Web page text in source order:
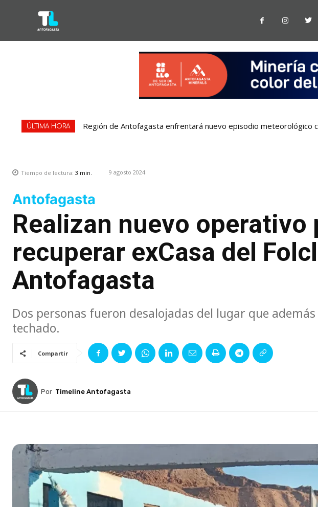
ÚLTIMA HORA Región de Antofagasta enfrentará nuevo episodio meteorológico
Tiempo de lectura: 3 min. 9 agosto 2024
Antofagasta
Realizan nuevo operativo
recuperar exCasa del
Antofagasta
Dos personas fueron desalojadas del lugar que
techado.
Compartir
Por Timeline Antofagasta